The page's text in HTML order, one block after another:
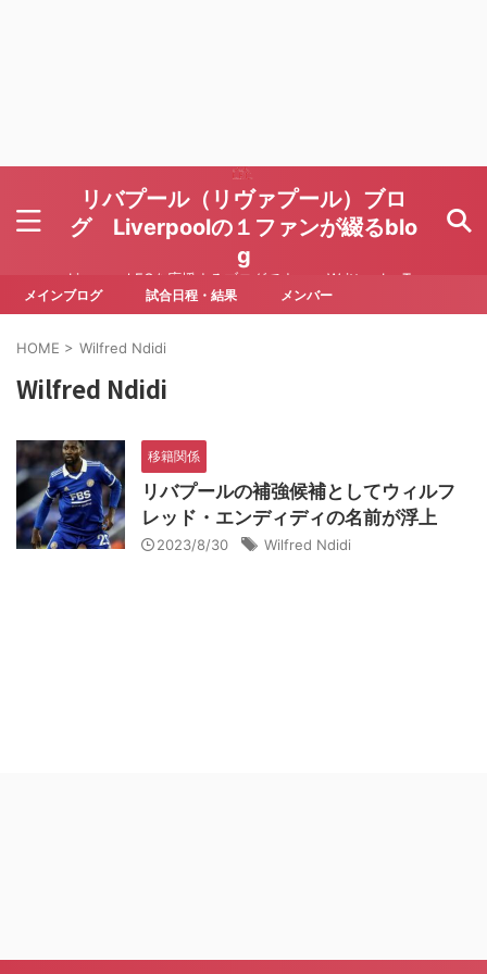
リバプール（リヴァプール）ブロ
グ Liverpoolの１ファンが綴るblo
g
Liverpool FCを応援するブログです Written by To
ru Yoda
メインブログ 試合日程・結果 メンバー
HOME > Wilfred Ndidi
Wilfred Ndidi
移籍関係
リバプールの補強候補としてウィルフ
レッド・エンディディの名前が浮上
2023/8/30 Wilfred Ndidi